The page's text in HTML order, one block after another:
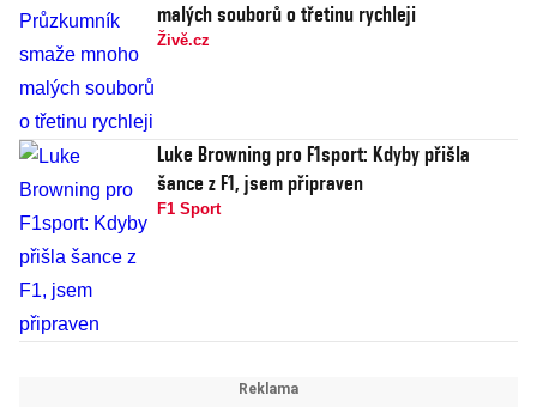
malých souborů o třetinu rychleji
Živě.cz
Luke Browning pro F1sport: Kdyby přišla
šance z F1, jsem připraven
F1 Sport